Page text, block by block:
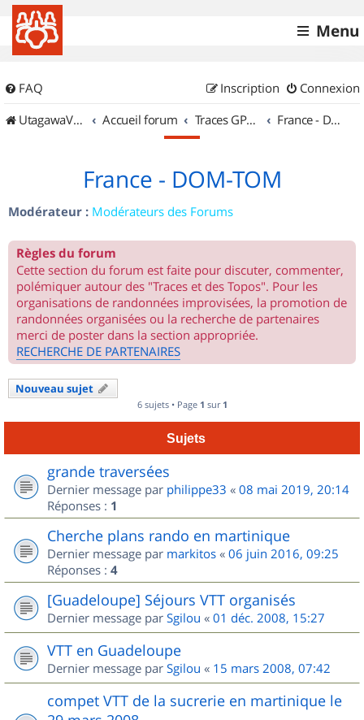
Menu
FAQ Connexion
Inscription
UtagawaVTT (Randos VTT et VTTAE avec traces GPS)
Accueil forum Traces GPS de randos VTT France - DOM-TOM
France - DOM-TOM
Modérateur : Modérateurs des Forums
Règles du forum
Cette section du forum est faite pour discuter, commenter,
polémiquer autour des "Traces et des Topos". Pour les
organisations de randonnées improvisées, la promotion de
randonnées organisées ou la recherche de partenaires
merci de poster dans la section appropriée.
RECHERCHE DE PARTENAIRES
Nouveau sujet
6 sujets • Page 1 sur 1
Sujets
grande traversées
Dernier message par philippe33 « 08 mai 2019, 20:14
Réponses : 1
Cherche plans rando en martinique
Dernier message par markitos « 06 juin 2016, 09:25
Réponses : 4
[Guadeloupe] Séjours VTT organisés
Dernier message par Sgilou « 01 déc. 2008, 15:27
VTT en Guadeloupe
Dernier message par Sgilou « 15 mars 2008, 07:42
compet VTT de la sucrerie en martinique le